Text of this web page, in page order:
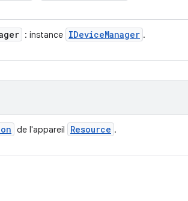
: instance IDeviceManager .
de l'appareil Resource .